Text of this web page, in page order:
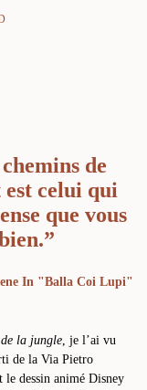
de
celui qui
que vous
In "Balla Coi Lupi"
la jungle, je l’ai vu
de la Via Pietro
le dessin animé Disney